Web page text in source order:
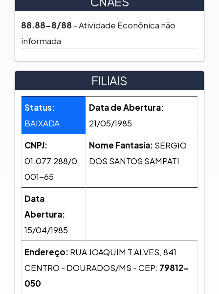
88.88-8/88 - Atividade Econônica não
informada
FILIAIS
Status:
BAIXADA
Data de Abertura:
21/05/1985
CNPJ:
01.077.288/0
001-65
Nome Fantasia: SERGIO
DOS SANTOS SAMPATI
Data
Abertura:
15/04/1985
Endereço: RUA JOAQUIM T ALVES, 841
CENTRO - DOURADOS/MS - CEP: 79812-
050